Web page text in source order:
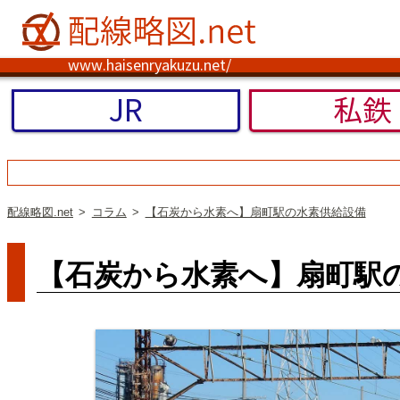
www.haisenryakuzu.net/
JR 私鉄
配線略図.net コラム 【石炭から水素へ】扇町駅の水素供給設備
【石炭から水素へ】扇町駅